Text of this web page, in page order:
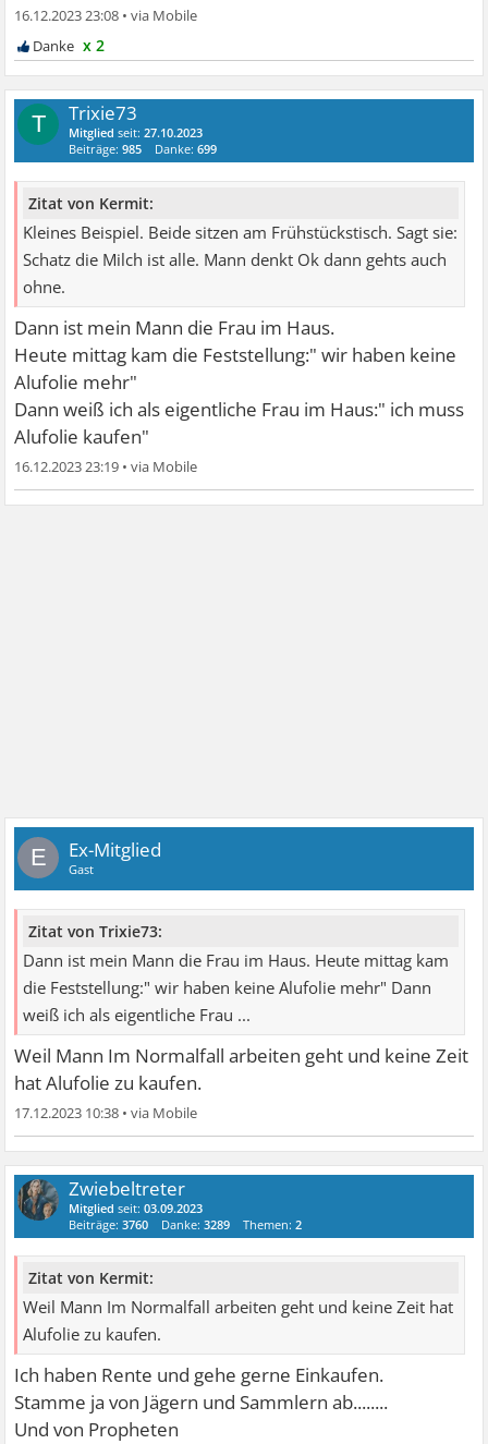
16.12.2023 23:08 •
x 2
T Trixie73
Mitglied seit:27.10.2023
Beiträge:985 Danke:699
Zitat von Kermit:
Kleines Beispiel. Beide sitzen am Frühstückstisch. Sagt sie:
Schatz die Milch ist alle. Mann denkt Ok dann gehts auch
ohne.
Dann ist mein Mann die Frau im Haus.
Heute mittag kam die Feststellung:" wir haben keine
Alufolie mehr"
Dann weiß ich als eigentliche Frau im Haus:" ich muss
Alufolie kaufen"
16.12.2023 23:19 •
E Ex-Mitglied
Gast
Zitat von Trixie73:
Dann ist mein Mann die Frau im Haus. Heute mittag kam
die Feststellung:" wir haben keine Alufolie mehr" Dann
weiß ich als eigentliche Frau ...
Weil Mann Im Normalfall arbeiten geht und keine Zeit
hat Alufolie zu kaufen.
17.12.2023 10:38 •
Zwiebeltreter
Mitglied seit:03.09.2023
Beiträge:3760 Danke:3289 Themen:2
Zitat von Kermit:
Weil Mann Im Normalfall arbeiten geht und keine Zeit hat
Alufolie zu kaufen.
Ich haben Rente und gehe gerne Einkaufen.
Stamme ja von Jägern und Sammlern ab........
Und von Propheten